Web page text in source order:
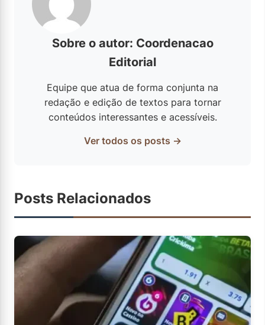
Sobre o autor: Coordenacao
Editorial
Equipe que atua de forma conjunta na
redação e edição de textos para tornar
conteúdos interessantes e acessíveis.
Ver todos os posts →
Posts Relacionados